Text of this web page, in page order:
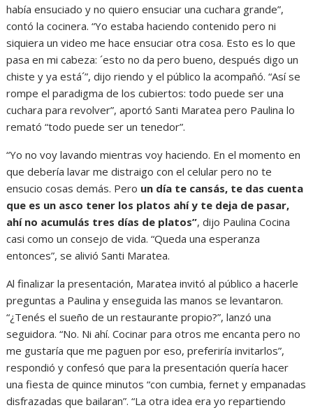
había ensuciado y no quiero ensuciar una cuchara grande”,
contó la cocinera. “Yo estaba haciendo contenido pero ni
siquiera un video me hace ensuciar otra cosa. Esto es lo que
pasa en mi cabeza: ´esto no da pero bueno, después digo un
chiste y ya está´”, dijo riendo y el público la acompañó. “Así se
rompe el paradigma de los cubiertos: todo puede ser una
cuchara para revolver”, aportó Santi Maratea pero Paulina lo
remató “todo puede ser un tenedor”.
“Yo no voy lavando mientras voy haciendo. En el momento en
que debería lavar me distraigo con el celular pero no te
ensucio cosas demás. Pero un día te cansás, te das cuenta
que es un asco tener los platos ahí y te deja de pasar,
ahí no acumulás tres días de platos”, dijo Paulina Cocina
casi como un consejo de vida. “Queda una esperanza
entonces”, se alivió Santi Maratea.
Al finalizar la presentación, Maratea invitó al público a hacerle
preguntas a Paulina y enseguida las manos se levantaron.
“¿Tenés el sueño de un restaurante propio?”, lanzó una
seguidora. “No. Ni ahí. Cocinar para otros me encanta pero no
me gustaría que me paguen por eso, preferiría invitarlos”,
respondió y confesó que para la presentación quería hacer
una fiesta de quince minutos “con cumbia, fernet y empanadas
disfrazadas que bailaran”. “La otra idea era yo repartiendo